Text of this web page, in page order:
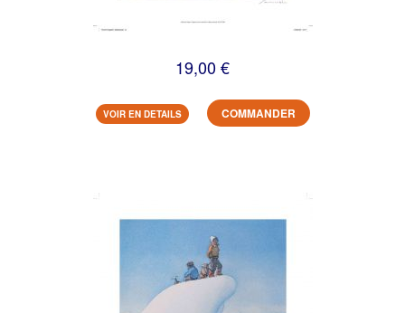
19,00 €
VOIR EN DETAILS COMMANDER